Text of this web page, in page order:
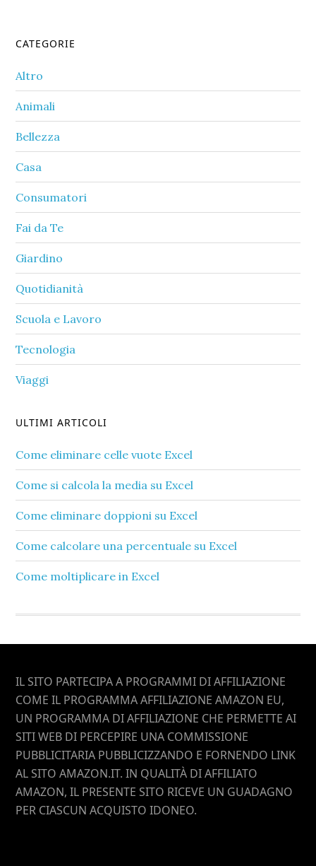
Primary
Sidebar
CATEGORIE
Altro
Animali
Bellezza
Casa
Consumatori
Fai da Te
Giardino
Quotidianità
Scuola e Lavoro
Tecnologia
Viaggi
ULTIMI ARTICOLI
Come eliminare celle vuote Excel​
Come si calcola la media su Excel​
Come eliminare doppioni su Excel​
Come calcolare una percentuale su Excel​
Come moltiplicare in Excel​
Footer
IL SITO PARTECIPA A PROGRAMMI DI AFFILIAZIONE
COME IL PROGRAMMA AFFILIAZIONE AMAZON EU,
UN PROGRAMMA DI AFFILIAZIONE CHE PERMETTE AI
SITI WEB DI PERCEPIRE UNA COMMISSIONE
PUBBLICITARIA PUBBLICIZZANDO E FORNENDO LINK
AL SITO AMAZON.IT. IN QUALITÀ DI AFFILIATO
AMAZON, IL PRESENTE SITO RICEVE UN GUADAGNO
PER CIASCUN ACQUISTO IDONEO.